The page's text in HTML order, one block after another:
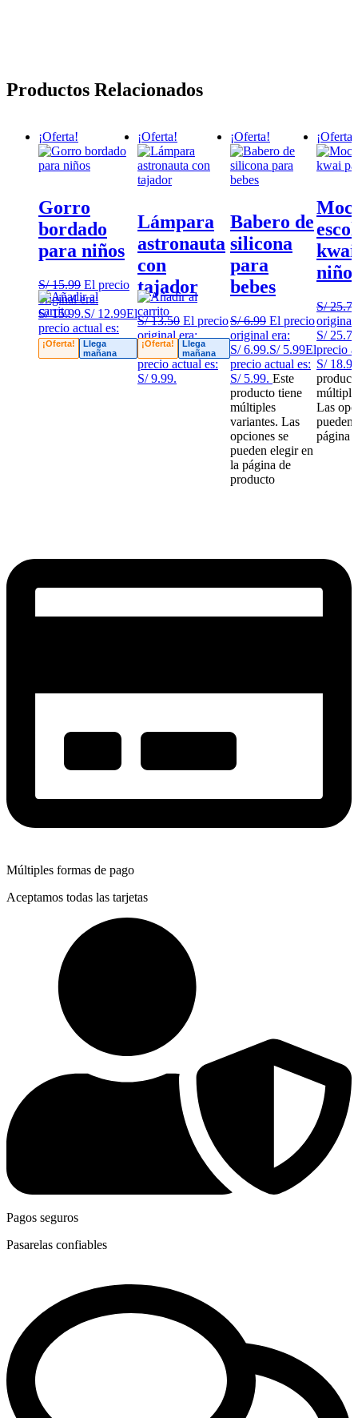
Productos Relacionados
¡Oferta!
Llega
mañana
¡Oferta!
Gorro
bordado
para niños
S/15.99 El precio
original era:
S/ 15.99.S/12.99El
precio actual es:
S/ 12.99.
¡Oferta!
Llega
mañana
¡Oferta!
Lámpara
astronauta
con
tajador
S/13.50 El precio
original era:
S/ 13.50.S/9.99
precio actual es:
S/ 9.99.
¡Oferta!
Babero de
silicona
para
bebes
S/6.99 El precio
original era:
S/ 6.99.S/5.99El
precio actual es:
S/ 5.99. Este
producto tiene
múltiples
variantes. Las
opciones se
pueden elegir en
la página de
producto
¡Oferta!
S/25.70
original
S/
precio
S/
Las
pueden
página
Múltiples formas de pago
Aceptamos todas las tarjetas
Pagos seguros
Pasarelas confiables